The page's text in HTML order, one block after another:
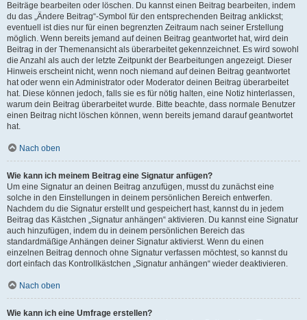
Beiträge bearbeiten oder löschen. Du kannst einen Beitrag bearbeiten, indem
du das „Ändere Beitrag“-Symbol für den entsprechenden Beitrag anklickst;
eventuell ist dies nur für einen begrenzten Zeitraum nach seiner Erstellung
möglich. Wenn bereits jemand auf deinen Beitrag geantwortet hat, wird dein
Beitrag in der Themenansicht als überarbeitet gekennzeichnet. Es wird sowohl
die Anzahl als auch der letzte Zeitpunkt der Bearbeitungen angezeigt. Dieser
Hinweis erscheint nicht, wenn noch niemand auf deinen Beitrag geantwortet
hat oder wenn ein Administrator oder Moderator deinen Beitrag überarbeitet
hat. Diese können jedoch, falls sie es für nötig halten, eine Notiz hinterlassen,
warum dein Beitrag überarbeitet wurde. Bitte beachte, dass normale Benutzer
einen Beitrag nicht löschen können, wenn bereits jemand darauf geantwortet
hat.
Nach oben
Wie kann ich meinem Beitrag eine Signatur anfügen?
Um eine Signatur an deinen Beitrag anzufügen, musst du zunächst eine
solche in den Einstellungen in deinem persönlichen Bereich entwerfen.
Nachdem du die Signatur erstellt und gespeichert hast, kannst du in jedem
Beitrag das Kästchen „Signatur anhängen“ aktivieren. Du kannst eine Signatur
auch hinzufügen, indem du in deinem persönlichen Bereich das
standardmäßige Anhängen deiner Signatur aktivierst. Wenn du einen
einzelnen Beitrag dennoch ohne Signatur verfassen möchtest, so kannst du
dort einfach das Kontrollkästchen „Signatur anhängen“ wieder deaktivieren.
Nach oben
Wie kann ich eine Umfrage erstellen?